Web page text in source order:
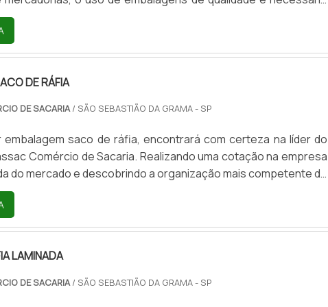
do mercado como a indústria e logística.EXEMPLOS
SE UTILIZAR AS EMBALAGENS SÃO: Umidade: devido às
do material de produção, é possível utilizar este tipo de
DE RÁFIA
DE SACARIA/ SÃO SEBASTIÃO DA GRAMA - SP
embalagem saco de ráfia, encontrará com certeza na líder do
Comércio de Sacaria. Realizando uma cotação na empresa
do mercado e descobrindo a organização mais competente do
IMPORTANTES DE EMBALAGEM SACO DE RAFIAQuem quer
saco de ráfia em uma empresa inovadora, encontra na
Comércio de Sacaria. Uma empresa com alto know-how em
final, com foco total na qualidade.Ainda focando na qualidade
saco de ráfia, é importante buscar uma empresa que tenha
LAMINADA
DE SACARIA/ SÃO SEBASTIÃO DA GRAMA - SP